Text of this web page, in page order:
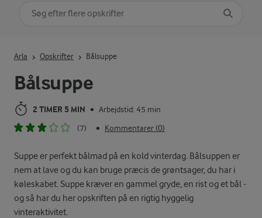
Bålsuppe
2 TIMER 5 MIN • Arbejdstid: 45 min
(7)
• Kommentarer (0)
Suppe er perfekt bålmad på en kold vinterdag. Bålsuppen er
nem at lave og du kan bruge præcis de grøntsager, du har i
køleskabet. Suppe kræver en gammel gryde, en rist og et bål -
og så har du her opskriften på en rigtig hyggelig
vinteraktivitet.
Arla Opskrifter Bålsuppe
Søg på kategori